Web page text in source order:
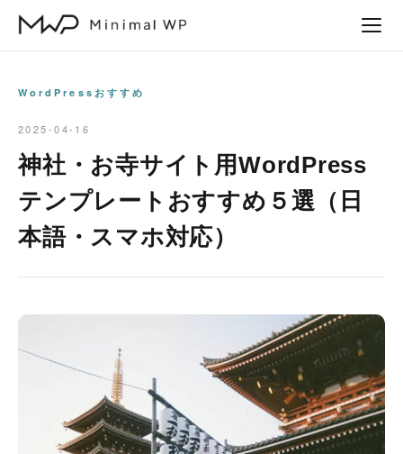
WordPressおすすめ
2025-04-16
神社・お寺サイト用WordPress
テンプレートおすすめ５選（日
本語・スマホ対応）